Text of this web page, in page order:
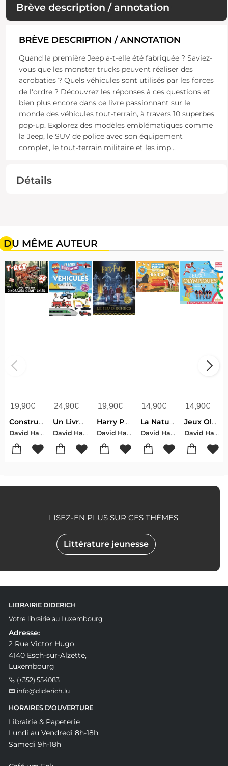
Brève description / annotation
BRÈVE DESCRIPTION / ANNOTATION
Quand la première Jeep a-t-elle été fabriquée ? Saviez-
vous que les monster trucks peuvent réaliser des
acrobaties ? Quels véhicules sont utilisés par les forces
de l'ordre ? Découvrez les réponses à ces questions et
bien plus encore dans ce livre passionnant sur le
monde des véhicules tout-terrain, à travers 10 superbes
pop-up. Explorez des modèles emblématiques comme
la Jeep, le SUV de police avec son équipement
complet, le tout-terrain militaire et les imp...
Détails
DU MÊME AUTEUR
19,90€
Construis En 3d : T-rex : Construis Ton Dinosaure Geant En 3d
David Hawcock
24,90€
Un Livre Tout Anime : Vehicules
David Hawcock
19,90€
Harry Potter : Le Jeu D'echecs : Echiquier Pop-up, Regles Et Tactiques
David Hawcock
14,90€
La Nature En Pop-up ! : Safari En Afrique
David Hawcock
14,90€
Jeux Olympiques : 8 Pop-up Fantastiques
David Hawcock
Littérature jeunesse
LISEZ-EN PLUS SUR CES THÈMES
LIBRAIRIE DIDERICH
Votre librairie au Luxembourg
Adresse:
2 Rue Victor Hugo,
4140 Esch-sur-Alzette,
Luxembourg
(+352) 554083
info@diderich.lu
HORAIRES D'OUVERTURE
Librairie & Papeterie
Lundi au Vendredi 8h-18h
Samedi 9h-18h